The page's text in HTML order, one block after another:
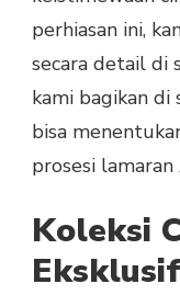
perhiasan ini,
secara detail di
kami bagikan di
bisa
prosesi lamaran
Koleksi